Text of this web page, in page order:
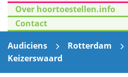
Over hoortoestellen.info
Contact
Audiciens
Rotterdam
Keizerswaard